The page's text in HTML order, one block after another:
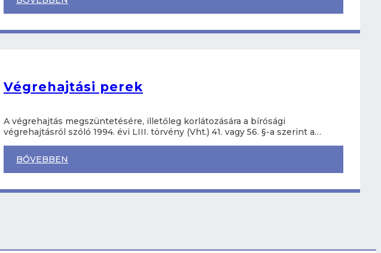
Végrehajtási perek
A végrehajtás megszüntetésére, illetőleg korlátozására a bírósági
végrehajtásról szóló 1994. évi LIII. törvény (Vht.) 41. vagy 56. §-a szerint a…
BŐVEBBEN